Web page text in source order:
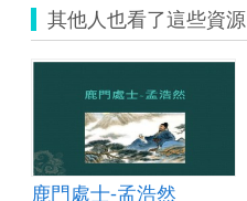
其他人也看了這些資源
鹿門處士-孟浩然